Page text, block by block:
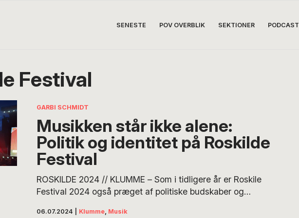
SENESTE POV OVERBLIK SEKTIONER PODCAST
Festival
GARBI SCHMIDT
Musikken står ikke alene:
Politik og identitet på Roskilde
Festival
ROSKILDE 2024 // KLUMME – Som i tidligere år er Roskile
Festival 2024 også præget af politiske budskaber og
06.07.2024 Klumme, Musik